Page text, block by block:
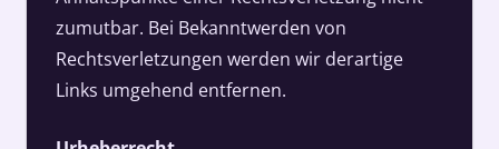
zumutbar. Bei Bekanntwerden von
Rechtsverletzungen werden wir derartige
Links umgehend entfernen.